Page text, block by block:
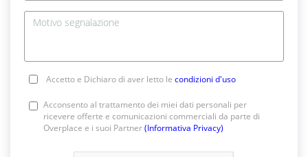
Accetto e Dichiaro di aver letto le condizioni d'uso
Acconsento al trattamento dei miei dati personali per
ricevere offerte e comunicazioni commerciali da parte di
Overplace e i suoi Partner(Informativa Privacy)